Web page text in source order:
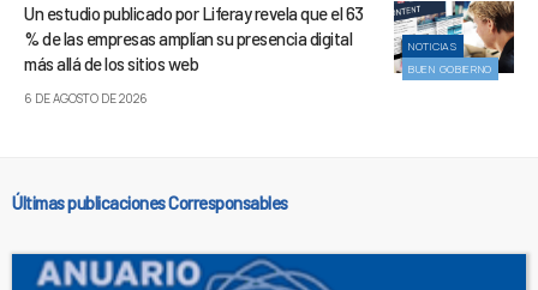
NOTICIAS
BUEN GOBIERNO
Un estudio publicado por Liferay revela que el 63
% de las empresas amplían su presencia digital
más allá de los sitios web
6 DE AGOSTO DE 2026
Últimas publicaciones Corresponsables